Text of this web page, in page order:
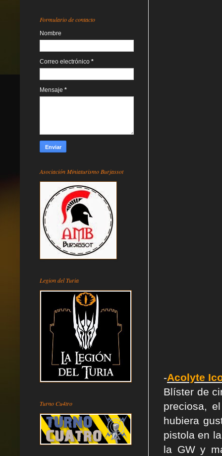
-Acolyte
Blíster de
preciosa,
hubiera
pistola en
la GW y
Formulario de contacto
Nombre
Correo electrónico *
Mensaje *
Asociación Miniaturismo Burjassot
Legion del Turia
Turno Cu4tro